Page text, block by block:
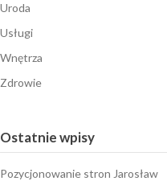
Uroda
Usługi
Wnętrza
Zdrowie
Ostatnie wpisy
Pozycjonowanie stron Jarosław